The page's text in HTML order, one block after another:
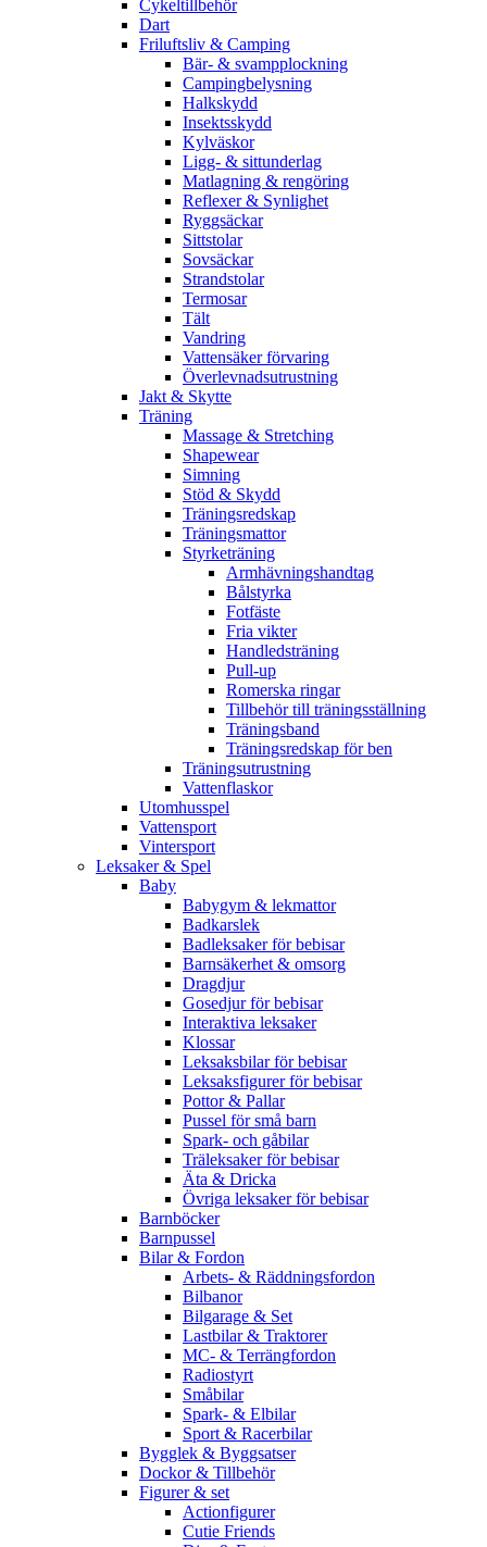
Cykeltillbehör
Dart
Friluftsliv & Camping
Bär- & svampplockning
Campingbelysning
Halkskydd
Insektsskydd
Kylväskor
Ligg- & sittunderlag
Matlagning & rengöring
Reflexer & Synlighet
Ryggsäckar
Sittstolar
Sovsäckar
Strandstolar
Termosar
Tält
Vandring
Vattensäker förvaring
Överlevnadsutrustning
Jakt & Skytte
Träning
Massage & Stretching
Shapewear
Simning
Stöd & Skydd
Träningsredskap
Träningsmattor
Styrketräning
Armhävningshandtag
Bålstyrka
Fotfäste
Fria vikter
Handledsträning
Pull-up
Romerska ringar
Tillbehör till träningsställning
Träningsband
Träningsredskap för ben
Träningsutrustning
Vattenflaskor
Utomhusspel
Vattensport
Vintersport
Leksaker & Spel
Baby
Babygym & lekmattor
Badkarslek
Badleksaker för bebisar
Barnsäkerhet & omsorg
Dragdjur
Gosedjur för bebisar
Interaktiva leksaker
Klossar
Leksaksbilar för bebisar
Leksaksfigurer för bebisar
Pottor & Pallar
Pussel för små barn
Spark- och gåbilar
Träleksaker för bebisar
Äta & Dricka
Övriga leksaker för bebisar
Barnböcker
Barnpussel
Bilar & Fordon
Arbets- & Räddningsfordon
Bilbanor
Bilgarage & Set
Lastbilar & Traktorer
MC- & Terrängfordon
Radiostyrt
Småbilar
Spark- & Elbilar
Sport & Racerbilar
Bygglek & Byggsatser
Dockor & Tillbehör
Figurer & set
Actionfigurer
Cutie Friends